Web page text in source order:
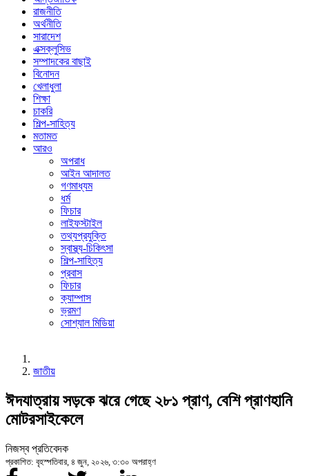
রাজনীতি
অর্থনীতি
সারাদেশ
এক্সক্লুসিভ
সম্পাদকের বাছাই
বিনোদন
খেলাধুলা
শিক্ষা
চাকরি
শিল্প-সাহিত্য
মতামত
আরও
অপরাধ
আইন আদালত
গণমাধ্যম
ধর্ম
ফিচার
লাইফস্টাইল
তথ্যপ্রযুক্তি
স্বাস্থ্য-চিকিৎসা
শিল্প-সাহিত্য
প্রবাস
ফিচার
ক্যাম্পাস
ভ্রমণ
সোশ্যাল মিডিয়া
জাতীয়
ঈদযাত্রায় সড়কে ঝরে গেছে ২৮১ প্রাণ, বেশি প্রাণহানি
মোটরসাইকেলে
নিজস্ব প্রতিবেদক
প্রকাশিত: বৃহস্পতিবার, ৪ জুন, ২০২৬, ৩:৩০ অপরাহ্ণ